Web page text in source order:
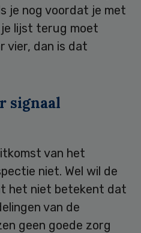
je nog voordat je met
lijst terug moet
vier, dan is dat
signaal
van het
niet. Wel wil de
het niet betekent dat
van de
geen goede zorg